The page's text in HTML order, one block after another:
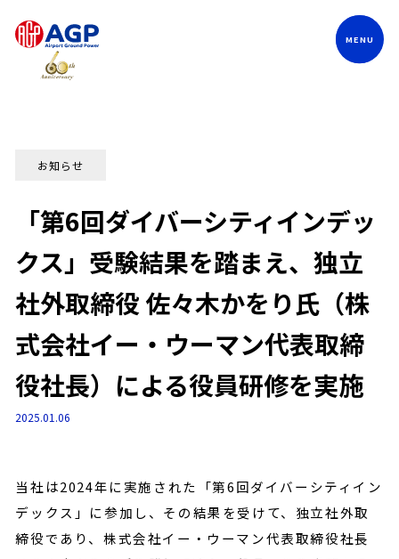
お知らせ
「第6回ダイバーシティインデッ
クス」受験結果を踏まえ、独立
社外取締役 佐々木かをり氏（株
式会社イー・ウーマン代表取締
役社長）による役員研修を実施
2025.01.06
当社は2024年に実施された「第6回ダイバーシティイン
デックス」に参加し、その結果を受けて、独立社外取
締役であり、株式会社イー・ウーマン代表取締役社長